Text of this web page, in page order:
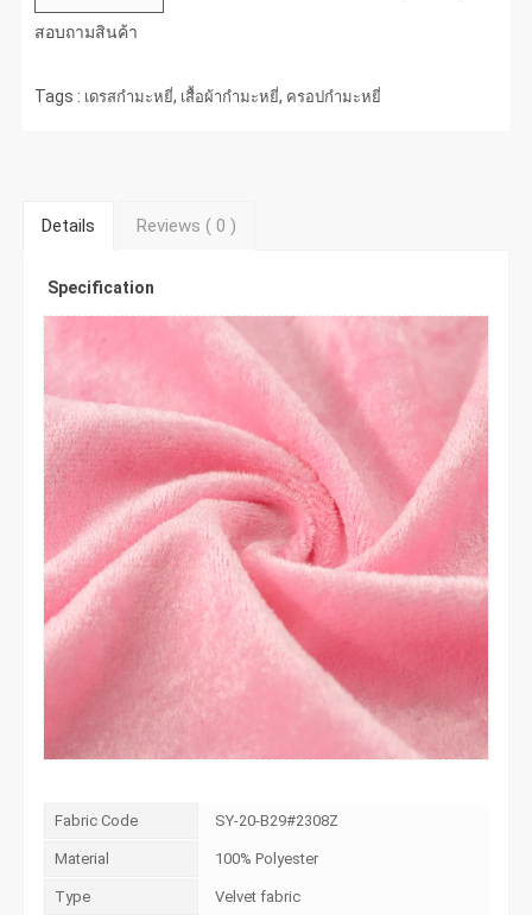
สอบถามสินค้า
Tags : เดรสกำมะหยี่, เสื้อผ้ากำมะหยี่, ครอปกำมะหยี่
Details Reviews ( 0)
Specification
Fabric Code SY-20-B29#2308Z
Material 100% Polyester
Type Velvet fabric